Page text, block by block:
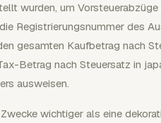
wurden, um
Registrierungsnummer des
gesamten Kaufbetrag nach
Betrag nach Steuersatz in
ausweisen.
wichtiger als eine